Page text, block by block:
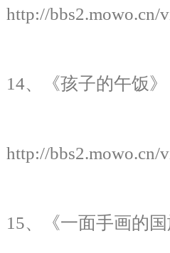
http://bbs2.mowo.cn/
14、《孩子的午饭》
http://bbs2.mowo.cn/
15、《一面手画的